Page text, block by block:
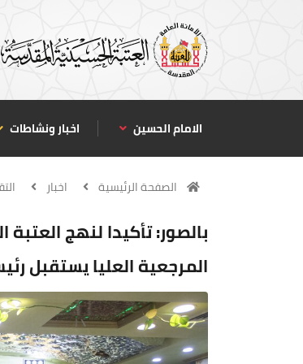
الامام الحسين اخبار ونشاطات
الصفحة الرئيسية اخبار
بالصور: تأكيدا لنهج
المرجعية العليا يستقبل